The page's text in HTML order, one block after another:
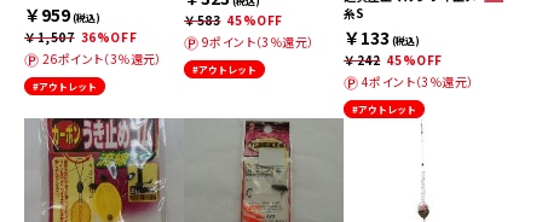
￥959(税込)
￥1,507 36%OFF
26ポイント（3％還元）
#アウトレット
￥583 45%OFF
9ポイント（3％還元）
#アウトレット
糸S
￥133 (税込)
￥242 45%OFF
4ポイント（3％還元）
#アウトレット